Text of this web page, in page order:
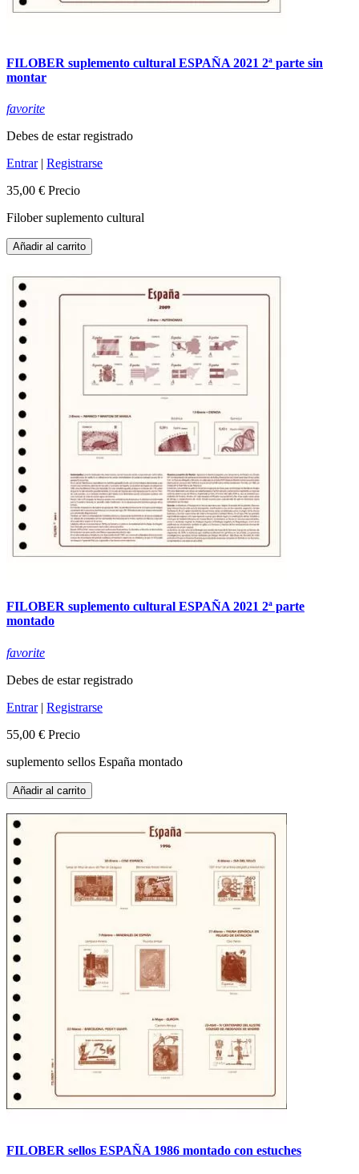
FILOBER suplemento cultural ESPAÑA 2021 2ª parte sin
montar
favorite
Debes de estar registrado
Entrar| Registrarse
35,00 € Precio
Filober suplemento cultural
Añadir al carrito
FILOBER suplemento cultural ESPAÑA 2021 2ª parte
montado
favorite
Debes de estar registrado
Entrar| Registrarse
55,00 € Precio
suplemento sellos España montado
Añadir al carrito
FILOBER sellos ESPAÑA 1986 montado con estuches